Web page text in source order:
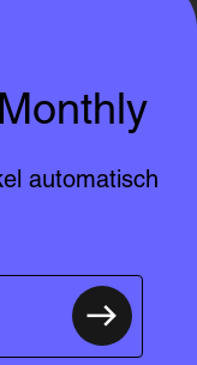
automatisch